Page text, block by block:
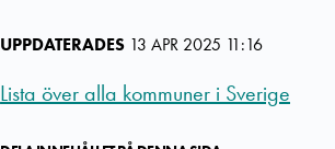
UPPDATERADES 13 APR 2025 11:16
Lista över alla kommuner i Sverige